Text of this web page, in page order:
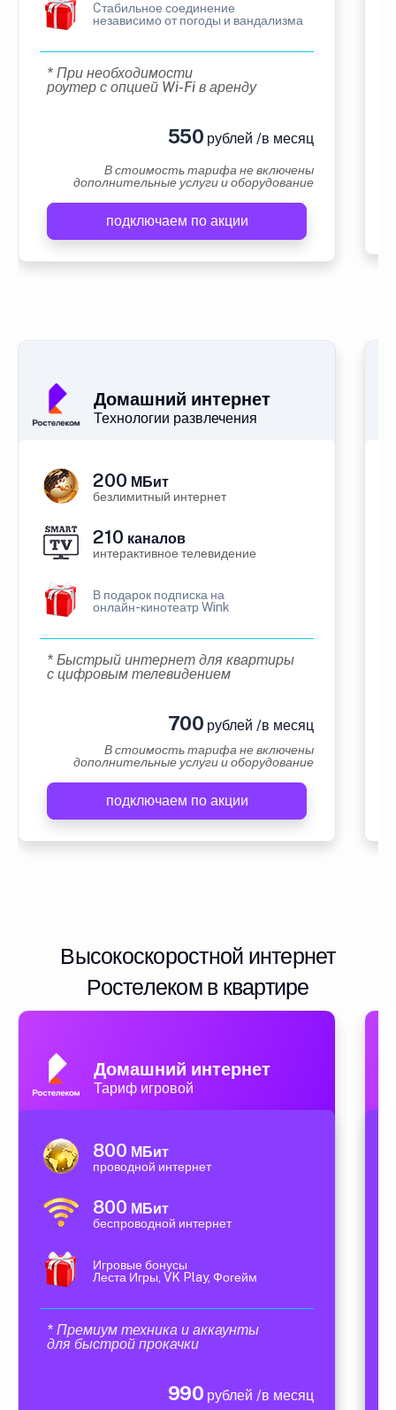
Cтабильное соединение
независимо от погоды и вандализма
* При необходимости
роутер с опцией Wi-Fi в аренду
550 рублей /в месяц
В стоимость тарифа не включены
дополнительные услуги и оборудование
подключаем по акции
Домашний интернет
Технологии развлечения
200 МБит
безлимитный интернет
210 каналов
интерактивное телевидение
В подарок подписка на
онлайн-кинотеатр Wink
* Быстрый интернет для квартиры
с цифровым телевидением
700 рублей /в месяц
В стоимость тарифа не включены
дополнительные услуги и оборудование
подключаем по акции
Высокоскоростной интернет
Ростелеком в квартире
Домашний интернет
Тариф игровой
800 МБит
проводной интернет
800 МБит
беспроводной интернет
Игровые бонусы
Леста Игры, VK Play, Фогейм
* Премиум техника и аккаунты
для быстрой прокачки
990 рублей /в месяц